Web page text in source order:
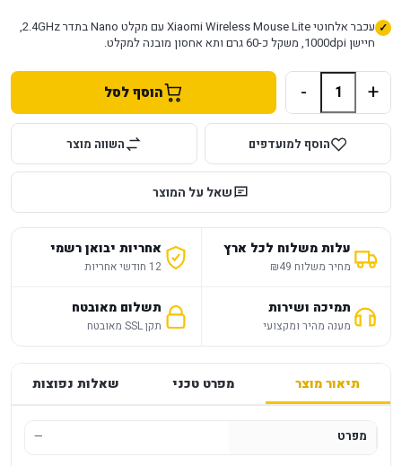
עכבר אלחוטי Xiaomi Wireless Mouse Lite עם מקלט Nano בתדר 2.4GHz,
חיישן 1000dpi, משקל כ-60 גרם ותא אחסון מובנה למקלט.
+
- הוסף לסל
הוסף למועדפים השווה מוצר
שאל על המוצר
עלות משלוח לכל ארץ
מחיר משלוח ₪49
אחריות יבואן רשמי
12 חודשי אחריות
תמיכה ושירות
מענה מהיר ומקצועי
תשלום מאובטח
תקן SSL מאובטח
תיאור מוצר מפרט טכני שאלות נפוצות
מפרט —